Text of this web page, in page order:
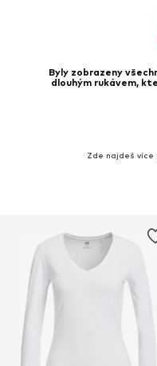
Byly zobrazeny
dlouhým rukávem,
Zde najdeš více